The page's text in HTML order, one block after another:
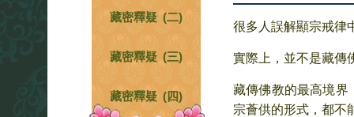
藏密釋疑 (二)
藏密釋疑 (三)
藏密釋疑 (四)
很多人誤解顯宗戒律
實際上，並不是藏傳
藏傳佛教的最高境界
宗薈供的形式，都不